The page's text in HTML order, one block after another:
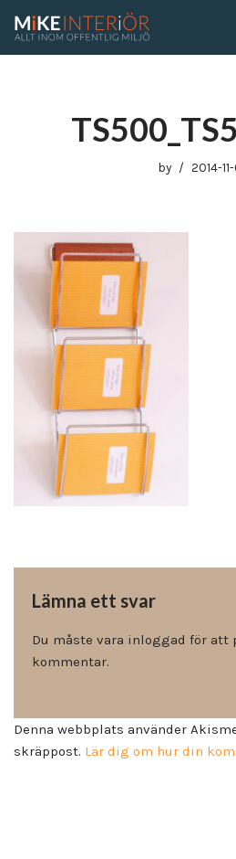
by 2014-
Lämna ett svar
Du måste vara inloggad för att
kommentar.
Denna webbplats använder
skräppost. Lär dig om hur din